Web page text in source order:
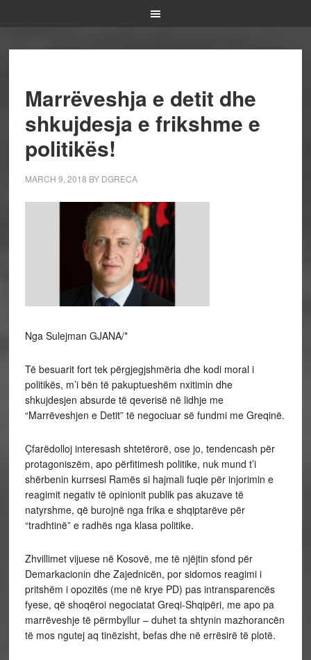
Marrëveshja e detit dhe
shkujdesja e frikshme e
politikës!
MARCH 9, 2018 BY DGRECA
Nga Sulejman GJANA/*
Të besuarit fort tek përgjegjshmëria dhe kodi moral i
politikës, m’i bën të pakuptueshëm nxitimin dhe
shkujdesjen absurde të qeverisë në lidhje me
“Marrëveshjen e Detit” të negociuar së fundmi me Greqinë.
Çfarëdolloj interesash shtetërorë, ose jo, tendencash për
protagoniszëm, apo përfitimesh politike, nuk mund t’i
shërbenin kurrsesi Ramës si hajmali fuqie për injorimin e
reagimit negativ të opinionit publik pas akuzave të
natyrshme, që burojnë nga frika e shqiptarëve për
“tradhtinë” e radhës nga klasa politike.
Zhvillimet vijuese në Kosovë, me të njëjtin sfond për
Demarkacionin dhe Zajednicën, por sidomos reagimi i
pritshëm i opozitës (me në krye PD) pas intransparencës
fyese, që shoqëroi negociatat Greqi-Shqipëri, me apo pa
marrëveshje të përmbyllur – duhet ta shtynin mazhorancën
të mos ngutej aq tinëzisht, befas dhe në errësirë të plotë.